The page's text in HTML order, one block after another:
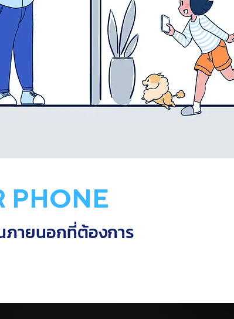
PHONE
ายนอกที่ต้องการ